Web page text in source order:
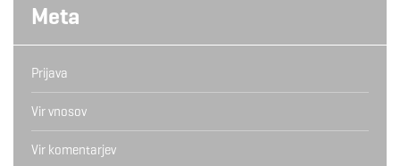
Meta
Prijava
Vir vnosov
Vir komentarjev